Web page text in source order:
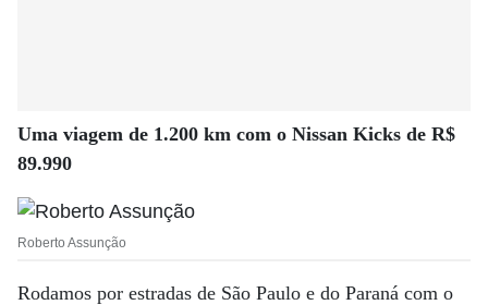
Uma viagem de 1.200 km com o Nissan Kicks de R$
89.990
Roberto Assunção
Rodamos por estradas de São Paulo e do Paraná com o